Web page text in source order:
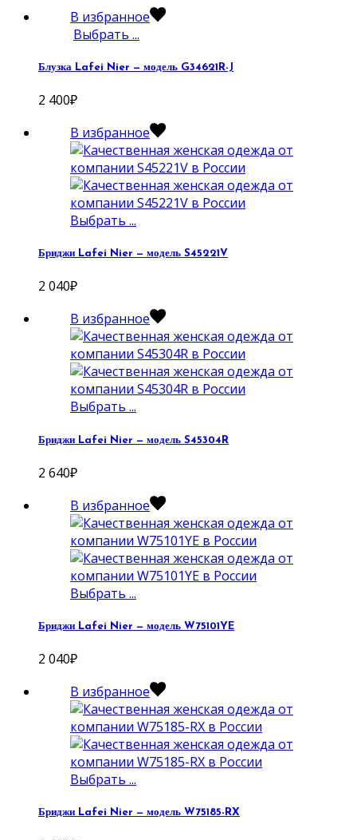
В избранное
Выбрать ...
Блузка Lafei Nier — модель G34621R-J
2 400₽
В избранное
Выбрать ...
Бриджи Lafei Nier — модель S45221V
2 040₽
В избранное
Выбрать ...
Бриджи Lafei Nier — модель S45304R
2 640₽
В избранное
Выбрать ...
Бриджи Lafei Nier — модель W75101YE
2 040₽
В избранное
Выбрать ...
Бриджи Lafei Nier — модель W75185-RX